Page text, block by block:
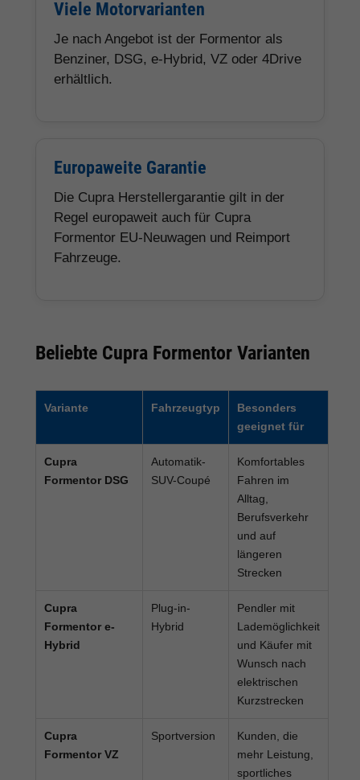
Viele Motorvarianten
Je nach Angebot ist der Formentor als
Benziner, DSG, e-Hybrid, VZ oder 4Drive
erhältlich.
Europaweite Garantie
Die Cupra Herstellergarantie gilt in der
Regel europaweit auch für Cupra
Formentor EU-Neuwagen und Reimport
Fahrzeuge.
Beliebte Cupra Formentor Varianten
Variante Fahrzeugtyp
Besonders
geeignet für
Cupra
Formentor DSG
Automatik-
SUV-Coupé
Komfortables
Fahren im
Alltag,
Berufsverkehr
und auf
längeren
Strecken
Cupra
Formentor e-
Hybrid
Plug-in-
Hybrid
Pendler mit
Lademöglichkeit
und Käufer mit
Wunsch nach
elektrischen
Kurzstrecken
Cupra
Formentor VZ
Sportversion
Kunden, die
mehr Leistung,
sportliches